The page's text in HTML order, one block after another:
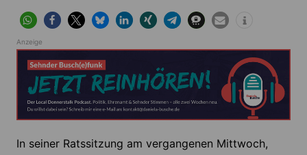
Anzeige
In seiner Ratssitzung am vergangenen Mittwoch,